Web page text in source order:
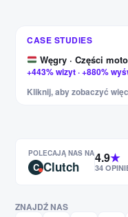
CASE STUDIES
+1100% ruchu · +2250%
Węgry · Części moto
+443% wizyt · +880%
USA · Odzież F1 i
+187% wizyt · +209%
Czechy · Części moto
+60% wizyt · +97%
Kliknij, aby zobaczyć
POLECAJĄ NAS NA
C Clutch
4.9★
34
ZNAJDŹ NAS